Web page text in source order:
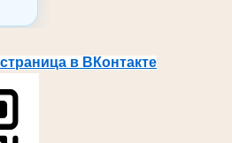
в ВКонтакте